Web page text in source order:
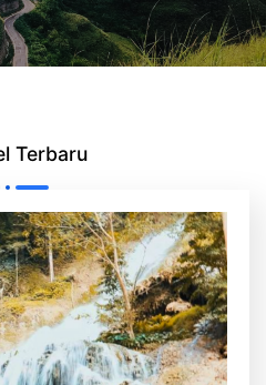
Terbaru